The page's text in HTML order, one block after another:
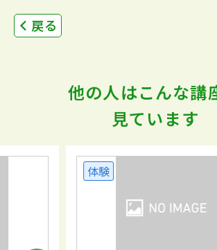
戻る
他の人はこんな講
見ています
体験